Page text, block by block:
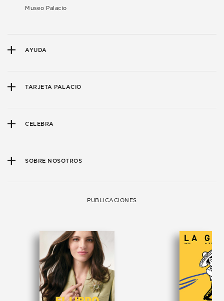
Museo Palacio
AYUDA
TARJETA PALACIO
CELEBRA
SOBRE NOSOTROS
PUBLICACIONES